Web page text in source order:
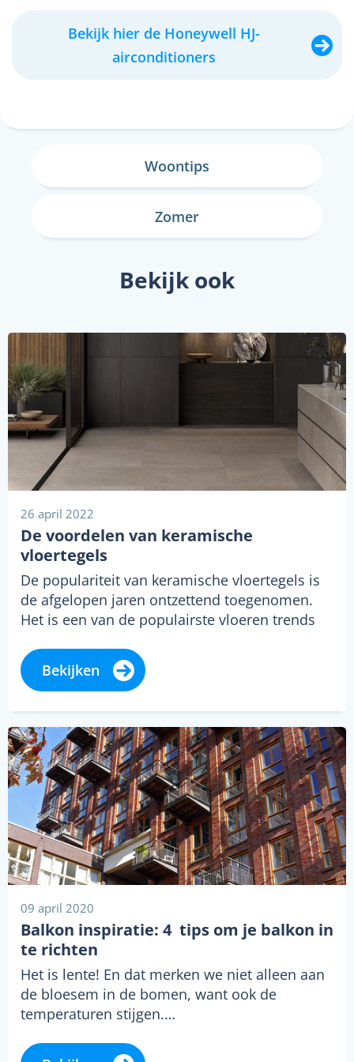
Bekijk hier de Honeywell HJ-
airconditioners
Woontips
Zomer
Bekijk ook
26 april 2022
De voordelen van keramische
vloertegels
De populariteit van keramische vloertegels is
de afgelopen jaren ontzettend toegenomen.
Het is een van de populairste vloeren trends
Bekijken
09 april 2020
Balkon inspiratie: 4 tips om je balkon in
te richten
Het is lente! En dat merken we niet alleen aan
de bloesem in de bomen, want ook de
temperaturen stijgen.…